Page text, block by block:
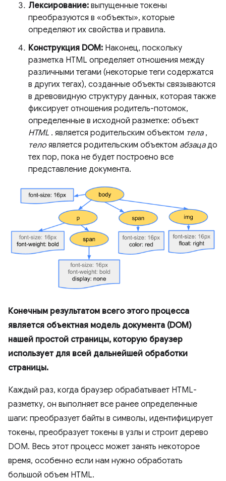
Лексирование: выпущенные токены
преобразуются в «объекты», которые
определяют их свойства и правила.
Конструкция DOM: Наконец, поскольку
разметка HTML определяет отношения между
различными тегами (некоторые теги содержатся
в других тегах), созданные объекты связываются
в древовидную структуру данных, которая также
фиксирует отношения родитель-потомок,
определенные в исходной разметке: объект
HTML . является родительским объектом тела,
тело является родительским объектом абзацадо
тех пор, пока не будет построено все
представление документа.
Конечным результатом всего этого процесса
является объектная модель документа (DOM)
нашей простой страницы, которую браузер
использует для всей дальнейшей обработки
страницы.
Каждый раз, когда браузер обрабатывает HTML-
разметку, он выполняет все ранее определенные
шаги: преобразует байты в символы, идентифицирует
токены, преобразует токены в узлы и строит дерево
DOM. Весь этот процесс может занять некоторое
время, особенно если нам нужно обработать
большой объем HTML.